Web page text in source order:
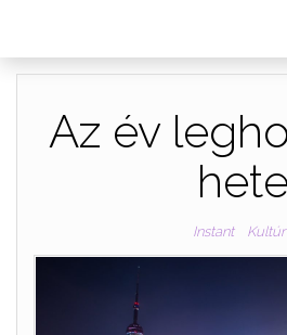
Az év
hete
Instant Kultúr